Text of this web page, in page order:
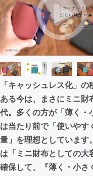
テクノロジー
映像・映画
ビジネス・
まちづくり・
CAMPFIRE for
CAMPFIREふる
「キャッシュレス化」の
ある今は、まさにミニ財
代。多くの方が「薄く・
は当たり前で「使いやす
量」を理想としています
は「ミニ財布としての大
確保して、『薄く・小さ